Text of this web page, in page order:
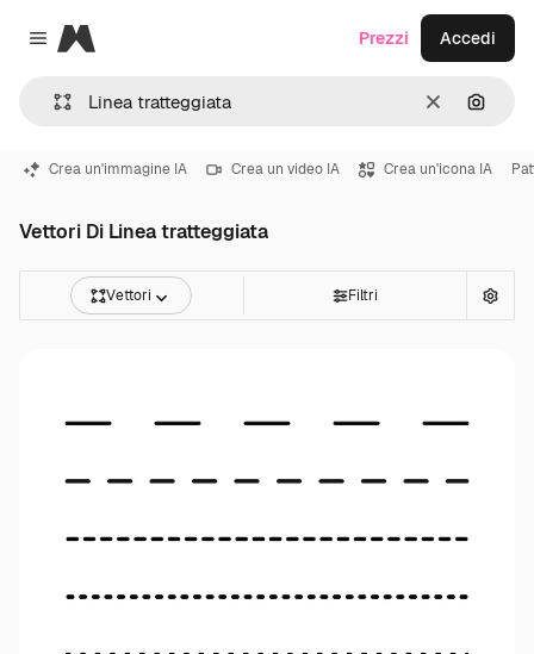
Close menu
Magnific
CancellaCerca
Prezzi Accedi
Crea un'immagine IA Crea un video IA Crea un'icona IA
Vettori Di Linea tratteggiata
Vettori Filtri